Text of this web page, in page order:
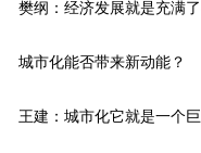
樊纲：经济发展就是充满了
城市化能否带来新动能？
王建：城市化它就是一个巨